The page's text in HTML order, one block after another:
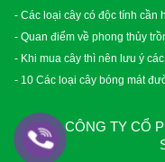
- Các loại cây có độc tính cần
- Quan điểm về phong thủy
- Khi mua cây thì nên lưu ý
- 10 Các loại cây bóng mát
CÔNG TY CỔ